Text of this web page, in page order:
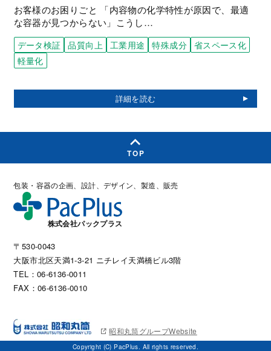
お客様のお困りごと 「内容物の化学特性が原因で、最適
な容器が見つからない」こうし…
データ検証 品質向上 工業用途 特殊成分
省スペース化
軽量化
TOP
包装・容器の企画、設計、デザイン、製造、販売
株式会社パックプラス
〒530-0043
大阪市北区天満1-3-21 ニチレイ天満橋ビル3階
TEL：06-6136-0011
FAX：06-6136-0010
昭和丸筒グループWebsite
Copyright (C) PacPlus. All rights reserved.